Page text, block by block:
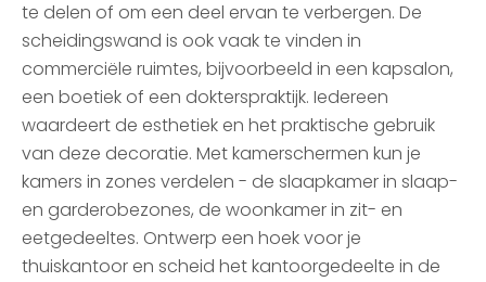
te delen of om een deel ervan te verbergen. De
scheidingswand is ook vaak te vinden in
commerciële ruimtes, bijvoorbeeld in een kapsalon,
een boetiek of een dokterspraktijk. Iedereen
waardeert de esthetiek en het praktische gebruik
van deze decoratie. Met kamerschermen kun je
kamers in zones verdelen - de slaapkamer in slaap-
en garderobezones, de woonkamer in zit- en
eetgedeeltes. Ontwerp een hoek voor je
thuiskantoor en scheid het kantoorgedeelte in de